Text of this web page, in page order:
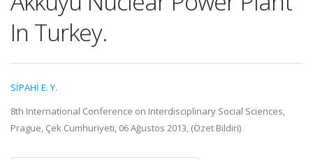
In Turkey.
SİPAHİ E. Y.
8th International Conference on Interdisciplinary Social Sciences,
Prague, Çek Cumhuriyeti, 06 Ağustos 2013, (Özet Bildiri)